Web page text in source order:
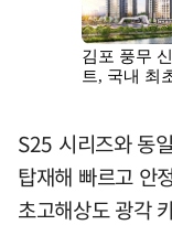
S25 시리즈와 동
탑재해 빠르고 안
초고해상도 광각